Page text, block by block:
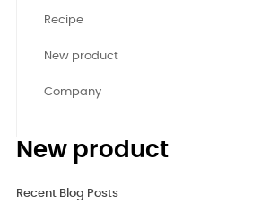
Recipe
New product
Company
New product
Recent Blog Posts